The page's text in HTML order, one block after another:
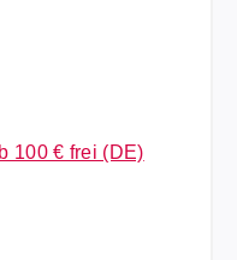
100 € frei (DE)